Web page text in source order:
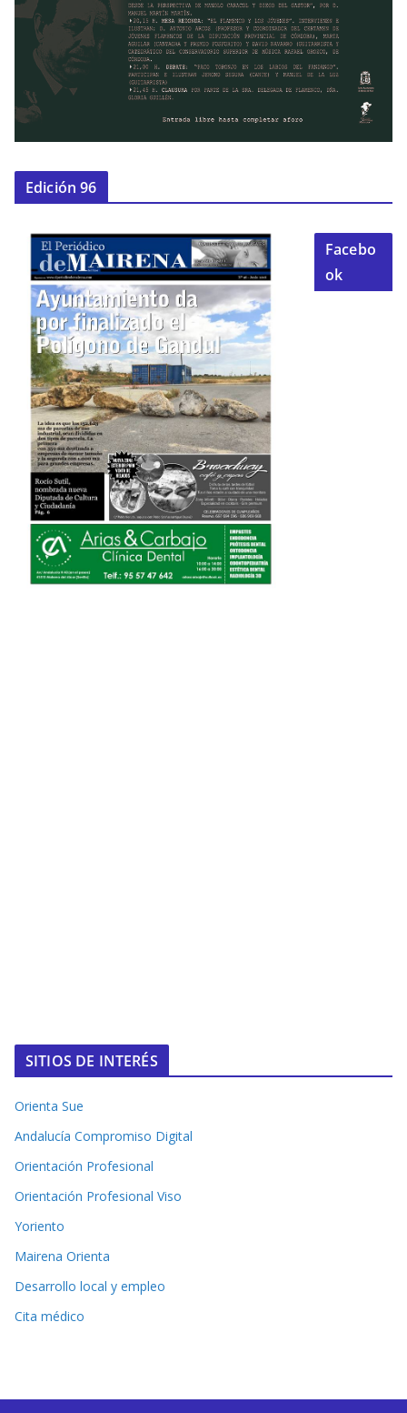
Edición 96
Facebo
ok
SITIOS DE INTERÉS
Orienta Sue
Andalucía Compromiso Digital
Orientación Profesional
Orientación Profesional Viso
Yoriento
Mairena Orienta
Desarrollo local y empleo
Cita médico